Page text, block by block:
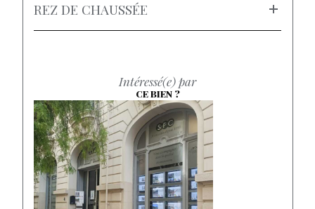
REZ DE CHAUSSÉE
Intéressé(e) par
CE BIEN ?